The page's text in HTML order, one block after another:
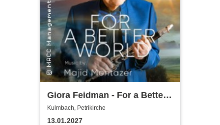
Giora Feidman - For a Better
World
Kulmbach, Petrikirche
13.01.2027